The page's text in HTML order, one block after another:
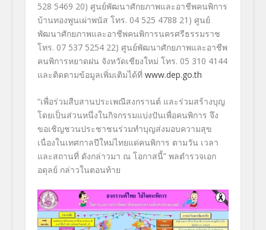
528 5469 20) ศูนย์พัฒนาศักยภาพและอาชีพคนพิการ
บ้านทองพูนเผ่าพนัส โทร. 04 525 4788 21) ศูนย์
พัฒนาศักยภาพและอาชีพคนพิการนครศรีธรรมราช
โทร. 07 537 5254 22) ศูนย์พัฒนาศักยภาพและอาชีพ
คนพิการหยาดฝน จังหวัดเชียงใหม่ โทร. 05 310 4144
และติดตามข้อมูลเพิ่มเติมได้ที่ www.dep.go.th
“เพื่อร่วมสืบสานประเพณีสงกรานต์ และร่วมสร้างบุญ
โดยเป็นส่วนหนึ่งในกิจกรรมแบ่งปันเพื่อคนพิการ จึง
ขอเชิญชวนประชาชนร่วมทำบุญส่งมอบความสุข
เนื่องในเทศกาลปีใหม่ไทยแด่คนพิการ ตามวัน เวลา
และสถานที่ ดังกล่าวมา ณ โอกาสนี้” พลตำรวจเอก
อดุลย์ กล่าวในตอนท้าย